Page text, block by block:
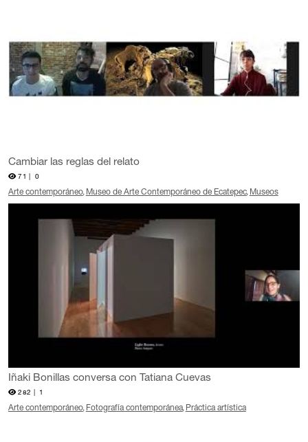
Cambiar las reglas del relato
71 | 0
Arte contemporáneo Museo de Arte Contemporáneo de Ecatepec Museos
Iñaki Bonillas conversa con Tatiana Cuevas
282 | 1
Arte contemporáneo Fotografía contemporánea Práctica artística